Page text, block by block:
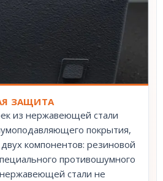
ЗАЩИТА
из нержавеющей стали
покрытия,
компонентов: резиновой
противошумного
стали не